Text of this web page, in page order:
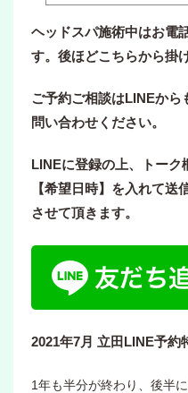
ヘッドスパ施術中はお電
す。後ほどこちらから掛
ご予約ご相談はLINEから
問い合わせください。
LINEに登録の上、トーク
【希望日時】を入れて
させて頂きます。
2021年7月 立田LINE予約
1年も半分が終わり、後半